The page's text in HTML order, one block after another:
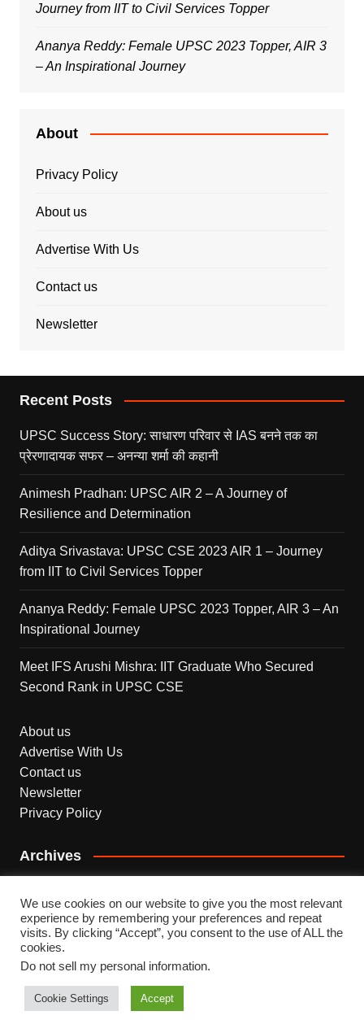
Journey from IIT to Civil Services Topper
Ananya Reddy: Female UPSC 2023 Topper, AIR 3
– An Inspirational Journey
About
Privacy Policy
About us
Advertise With Us
Contact us
Newsletter
Recent Posts
UPSC Success Story: साधारण परिवार से IAS बनने तक का
प्रेरणादायक सफर – अनन्या शर्मा की कहानी
Animesh Pradhan: UPSC AIR 2 – A Journey of
Resilience and Determination
Aditya Srivastava: UPSC CSE 2023 AIR 1 – Journey
from IIT to Civil Services Topper
Ananya Reddy: Female UPSC 2023 Topper, AIR 3 – An
Inspirational Journey
Meet IFS Arushi Mishra: IIT Graduate Who Secured
Second Rank in UPSC CSE
About us
Advertise With Us
Contact us
Newsletter
Privacy Policy
Archives
Copyright © 2026 INDEPENDENT NEWS. All rights
reserved.
We use cookies on our website to give you the most relevant
experience by remembering your preferences and repeat
visits. By clicking “Accept”, you consent to the use of ALL the
cookies.
Do not sell my personal information.
Cookie Settings Accept